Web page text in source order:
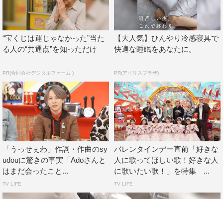
世代を超えて不動の人気を誇るサザンオールスターズの桑
田佳祐は、古希（70歳）を迎えた今年、バンド・ソロを含
めた48年のキャリア史上初めてアニメソングの作詞・作曲
ラオケで歌われた曲を集計。最も歌われた曲をランキング
形式で発表していく。
Adoの「うっせぇわ」を作詞・作曲したシンガーソングラ
イターであり、ボカロPのsyudouが2回目の参戦。前回登
場した際に、分かりやすい解説を披露しスタジオメンバー
をうならせたsyudouが、今回は、ボカロ曲の作り方や魅
力をスタジオで実演しながら解説。その魅力になぞらえた
syudouお薦めのボカロ曲が偶然にも弓木が出かける支度
“宝くじは運じゃなかった”当た
る人の“共通点”を知っただけ
PR(合同会社デジタルファーム )
【大人気】ひんやり冷感寝具で
快適な睡眠をあなたに。
PR(アイリスプラザ)
「うっせぇわ」作詞・作曲のsy
udouに驚きの事実「Adoさんと
はまだ会ったこと...
TV LIFE
バレンタインデー直前「好きな
人に歌ってほしい歌！好きな人
に歌いたい歌！」を特集 ...
TV LIFE